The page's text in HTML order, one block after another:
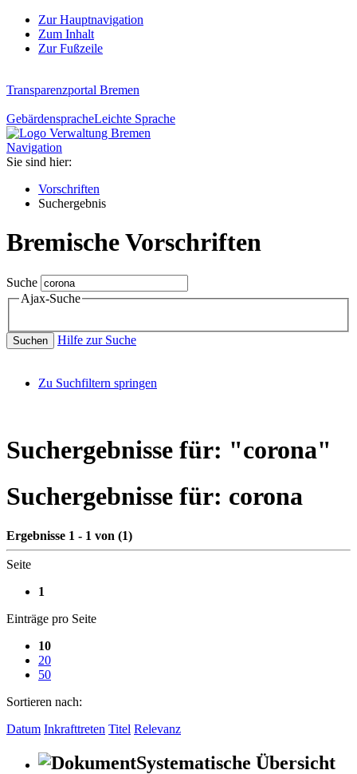
Zur Hauptnavigation
Zum Inhalt
Zur Fußzeile
Transparenzportal Bremen
GebärdenspracheLeichte Sprache
Navigation
Sie sind hier:
Vorschriften
Suchergebnis
Bremische Vorschriften
Suche
Ajax-Suche
Suchen Hilfe zur Suche
Zu Suchfiltern springen
Suchergebnisse für: "corona"
Suchergebnisse für: corona
Ergebnisse 1 - 1 von (1)
Seite
1
Einträge pro Seite
10
20
50
Sortieren nach:
Datum Inkrafttreten Titel Relevanz
Systematische Übersicht